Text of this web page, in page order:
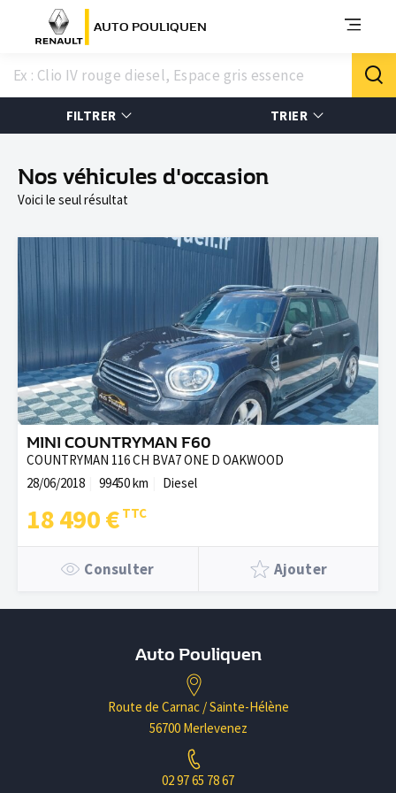
AUTO POULIQUEN
FILTRER TRIER
Nos véhicules d'occasion
Voici le seul résultat
MINI COUNTRYMAN F60
COUNTRYMAN 116 CH BVA7 ONE D OAKWOOD
28/06/2018
99450 km Diesel
18 490 €
Consulter Ajouter
Auto Pouliquen
Route de Carnac / Sainte-Hélène
56700 Merlevenez
02 97 65 78 67